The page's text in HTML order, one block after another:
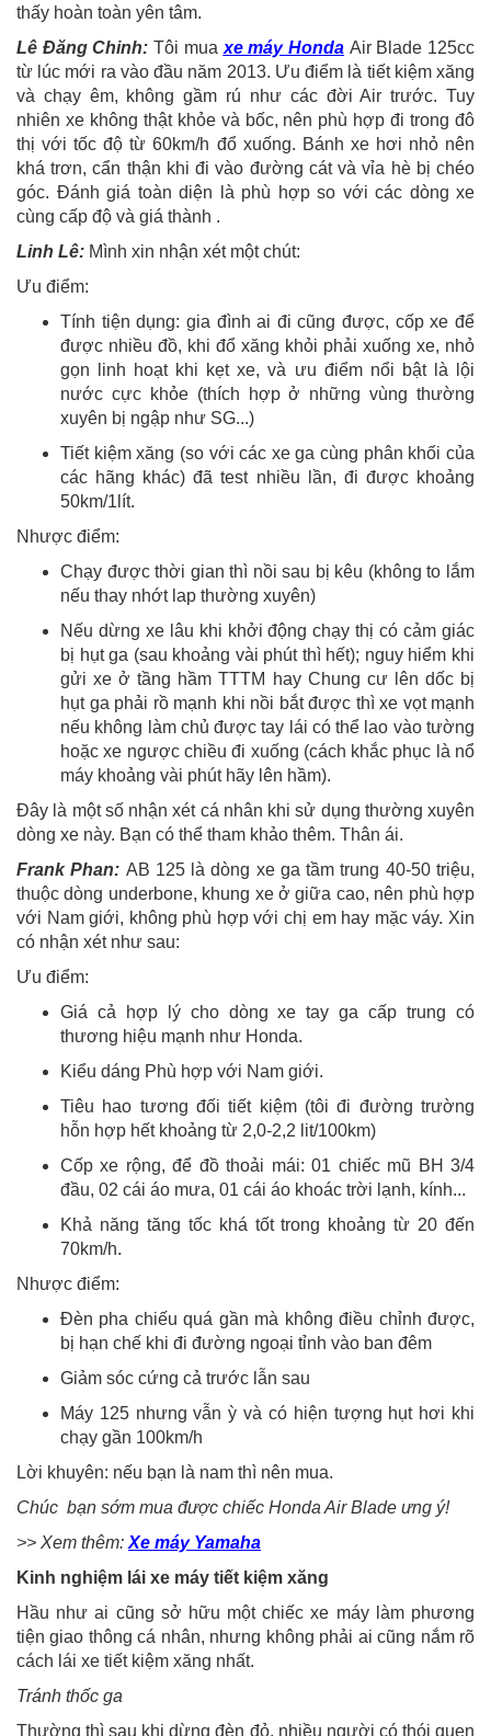
thấy hoàn toàn yên tâm.
Lê Đăng Chinh:Tôi muaxe máy HondaAir Blade 125cc
từ lúc mới ra vào đầu năm 2013. Ưu điểm là tiết kiệm xăng
và chạy êm, không gầm rú như các đời Air trước. Tuy
nhiên xe không thật khỏe và bốc, nên phù hợp đi trong đô
thị với tốc độ từ 60km/h đổ xuống. Bánh xe hơi nhỏ nên
khá trơn, cẩn thận khi đi vào đường cát và vỉa hè bị chéo
góc. Đánh giá toàn diện là phù hợp so với các dòng xe
cùng cấp độ và giá thành .
Linh Lê: Mình xin nhận xét một chút:
Ưu điểm:
Tính tiện dụng: gia đình ai đi cũng được, cốp xe để
được nhiều đồ, khi đổ xăng khỏi phải xuống xe, nhỏ
gọn linh hoạt khi kẹt xe, và ưu điểm nổi bật là lội
nước cực khỏe (thích hợp ở những vùng thường
xuyên bị ngập như SG...)
Tiết kiệm xăng (so với các xe ga cùng phân khối của
các hãng khác) đã test nhiều lần, đi được khoảng
50km/1lít.
Nhược điểm:
Chạy được thời gian thì nồi sau bị kêu (không to lắm
nếu thay nhớt lap thường xuyên)
Nếu dừng xe lâu khi khởi động chạy thị có cảm giác
bị hụt ga (sau khoảng vài phút thì hết); nguy hiểm khi
gửi xe ở tầng hầm TTTM hay Chung cư lên dốc bị
hụt ga phải rồ mạnh khi nồi bắt được thì xe vọt mạnh
nếu không làm chủ được tay lái có thể lao vào tường
hoặc xe ngược chiều đi xuống (cách khắc phục là nổ
máy khoảng vài phút hãy lên hầm).
Đây là một số nhận xét cá nhân khi sử dụng thường xuyên
dòng xe này. Bạn có thể tham khảo thêm. Thân ái.
Frank Phan: AB 125 là dòng xe ga tầm trung 40-50 triệu,
thuộc dòng underbone, khung xe ở giữa cao, nên phù hợp
với Nam giới, không phù hợp với chị em hay mặc váy. Xin
có nhận xét như sau:
Ưu điểm:
Giá cả hợp lý cho dòng xe tay ga cấp trung có
thương hiệu mạnh như Honda.
Kiểu dáng Phù hợp với Nam giới.
Tiêu hao tương đối tiết kiệm (tôi đi đường trường
hỗn hợp hết khoảng từ 2,0-2,2 lit/100km)
Cốp xe rộng, để đồ thoải mái: 01 chiếc mũ BH 3/4
đầu, 02 cái áo mưa, 01 cái áo khoác trời lạnh, kính...
Khả năng tăng tốc khá tốt trong khoảng từ 20 đến
70km/h.
Nhược điểm:
Đèn pha chiếu quá gần mà không điều chỉnh được,
bị hạn chế khi đi đường ngoại tỉnh vào ban đêm
Giảm sóc cứng cả trước lẫn sau
Máy 125 nhưng vẫn ỳ và có hiện tượng hụt hơi khi
chạy gần 100km/h
Lời khuyên: nếu bạn là nam thì nên mua.
Chúc bạn sớm mua được chiếc Honda Air Blade ưng ý!
>> Xem thêm:Xe máy Yamaha
Kinh nghiệm lái xe máy tiết kiệm xăng
Hầu như ai cũng sở hữu một chiếc xe máy làm phương
tiện giao thông cá nhân, nhưng không phải ai cũng nắm rõ
cách lái xe tiết kiệm xăng nhất.
Tránh thốc ga
Thường thì sau khi dừng đèn đỏ, nhiều người có thói quen